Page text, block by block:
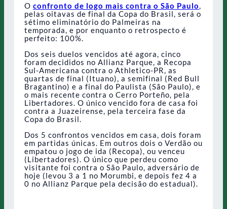
O confronto de logo mais contra o São Paulo,
pelas oitavas de final da Copa do Brasil, será o
sétimo eliminatório do Palmeiras na
temporada, e por enquanto o retrospecto é
perfeito: 100%.
Dos seis duelos vencidos até agora, cinco
foram decididos no Allianz Parque, a Recopa
Sul-Americana contra o Athletico-PR, as
quartas de final (Ituano), a semifinal (Red Bull
Bragantino) e a final do Paulista (São Paulo), e
o mais recente contra o Cerro Porteño, pela
Libertadores. O único vencido fora de casa foi
contra a Juazeirense, pela terceira fase da
Copa do Brasil.
Dos 5 confrontos vencidos em casa, dois foram
em partidas únicas. Em outros dois o Verdão ou
empatou o jogo de ida (Recopa), ou venceu
(Libertadores). O único que perdeu como
visitante foi contra o São Paulo, adversário de
hoje (levou 3 a 1 no Morumbi, e depois fez 4 a
0 no Allianz Parque pela decisão do estadual).